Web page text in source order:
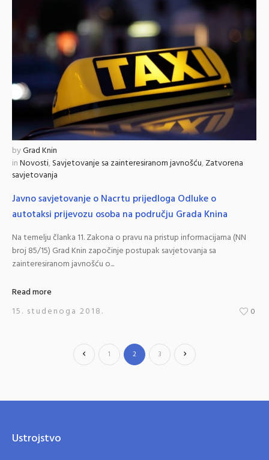
byGrad Knin
inNovosti,Savjetovanje sa zainteresiranom javnošću,Zatvorena
savjetovanja
Javno savjetovanje o Nacrtu prijedloga Odluke o
autotaksi prijevozu osoba na području Grada Knina
Na temelju članka 11. Zakona o pravu na pristup informacijama (NN
broj 85/15) Grad Knin započinje postupak savjetovanja sa
zainteresiranom javnošću o...
Read more
15. studenoga 2018.
0
1 2 3
Ustrojstvo